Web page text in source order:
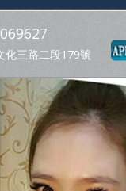
化三路二段179號